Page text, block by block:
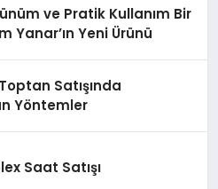
ve Pratik Kullanım Bir
Yanar’ın Yeni Ürünü
Satışında
Yöntemler
Saat Satışı